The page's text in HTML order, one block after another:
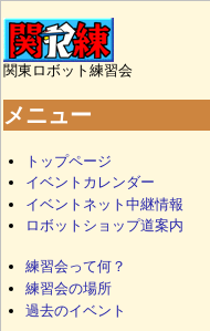
関東ロボット練習会
メニュー
トップページ
イベントカレンダー
イベントネット中継情報
ロボットショップ道案内
練習会って何？
練習会の場所
過去のイベント